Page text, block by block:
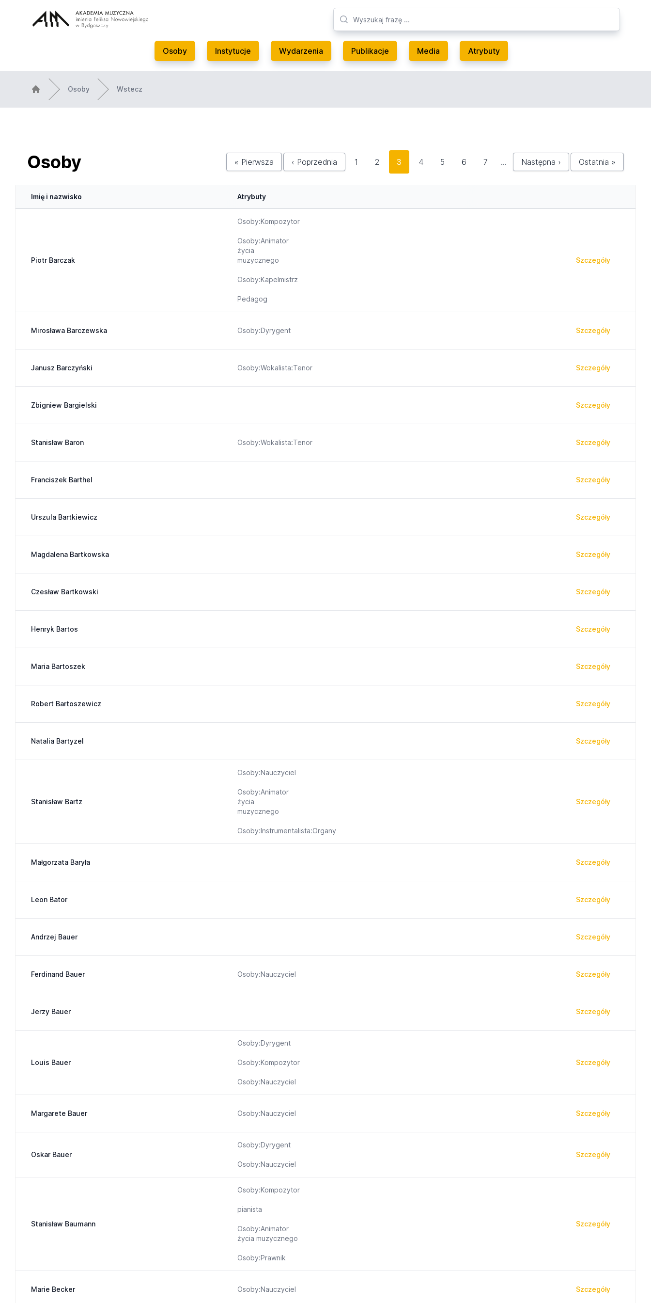
Osoby Instytucje Wydarzenia Publikacje Media Atrybuty
Osoby Wstecz
Osoby « Pierwsza ‹ Poprzednia 1 2 3 4 5 6 7 … Następna › Ostatnia »
Imię i nazwisko Atrybuty
Piotr Barczak
Osoby:Kompozytor
Osoby:Animator
życia
muzycznego
Osoby:Kapelmistrz
Pedagog
Szczegóły
Mirosława Barczewska Osoby:Dyrygent Szczegóły
Janusz Barczyński Osoby:Wokalista:Tenor Szczegóły
Zbigniew Bargielski Szczegóły
Stanisław Baron Osoby:Wokalista:Tenor Szczegóły
Franciszek Barthel Szczegóły
Urszula Bartkiewicz Szczegóły
Magdalena Bartkowska Szczegóły
Czesław Bartkowski Szczegóły
Henryk Bartos Szczegóły
Maria Bartoszek Szczegóły
Robert Bartoszewicz Szczegóły
Natalia Bartyzel Szczegóły
Stanisław Bartz
Osoby:Nauczyciel
Osoby:Animator
życia
muzycznego
Osoby:Instrumentalista:Organy
Szczegóły
Małgorzata Baryła Szczegóły
Leon Bator Szczegóły
Andrzej Bauer Szczegóły
Ferdinand Bauer Osoby:Nauczyciel Szczegóły
Jerzy Bauer Szczegóły
Louis Bauer
Osoby:Dyrygent
Osoby:Kompozytor
Osoby:Nauczyciel
Szczegóły
Margarete Bauer Osoby:Nauczyciel Szczegóły
Oskar Bauer
Osoby:Dyrygent
Osoby:Nauczyciel
Szczegóły
Stanisław Baumann
Osoby:Kompozytor
pianista
Osoby:Animator
życia muzycznego
Osoby:Prawnik
Szczegóły
Marie Becker Osoby:Nauczyciel Szczegóły